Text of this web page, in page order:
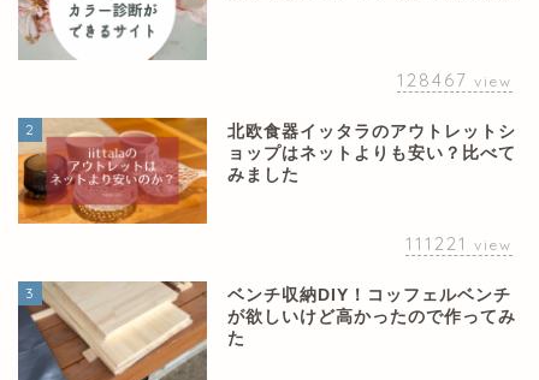
128467 view
2
北欧食器イッタラのアウトレットシ
ョップはネットよりも安い？比べて
みました
111221 view
3
ベンチ収納DIY！コッフェルベンチ
が欲しいけど高かったので作ってみ
た